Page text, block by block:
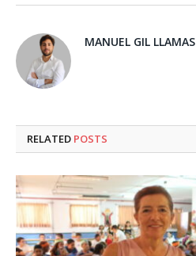
MANUEL GIL LLAMAS
RELATED POSTS